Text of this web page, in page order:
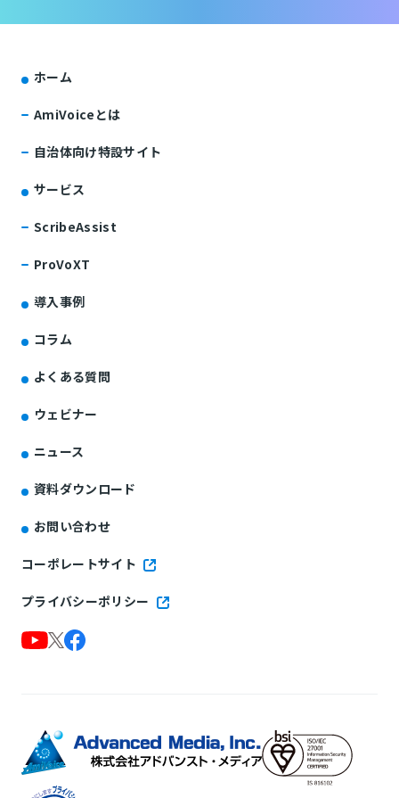
ホーム
AmiVoiceとは
自治体向け特設サイト
サービス
ScribeAssist
ProVoXT
導入事例
コラム
よくある質問
ウェビナー
ニュース
資料ダウンロード
お問い合わせ
コーポレートサイト
プライバシーポリシー